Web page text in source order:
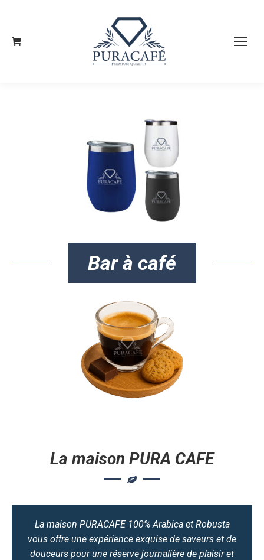
Bar à café
La maison PURA CAFE
La maison PURACAFE 100% Arabica et Robusta
vous offre une expérience exquise de saveurs et de
douceurs pour une réserve journalière de plaisir et